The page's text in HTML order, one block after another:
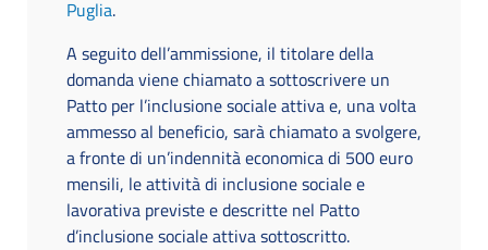
Puglia.
A seguito dell’ammissione, il titolare della
domanda viene chiamato a sottoscrivere un
Patto per l’inclusione sociale attiva e, una volta
ammesso al beneficio, sarà chiamato a svolgere,
a fronte di un’indennità economica di 500 euro
mensili, le attività di inclusione sociale e
lavorativa previste e descritte nel Patto
d’inclusione sociale attiva sottoscritto.